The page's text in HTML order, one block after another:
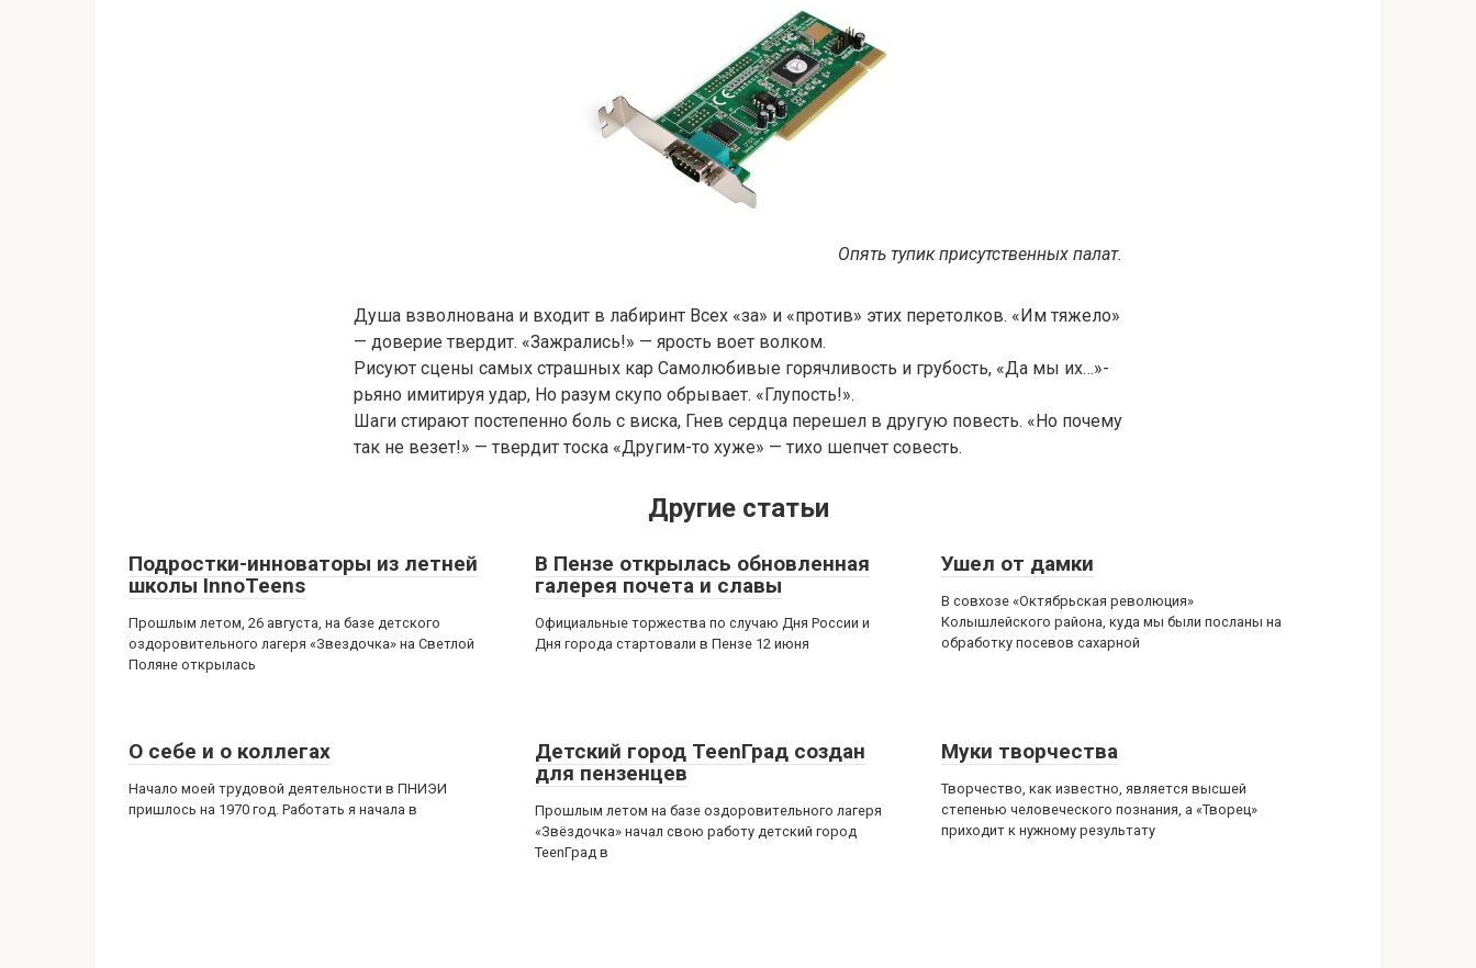
Опять тупик присутственных палат.
Душа взволнована и входит в лабиринт Всех «за» и «против» этих перетолков. «Им тяжело»
— доверие твердит. «Зажрались!» — ярость воет волком.
Рисуют сцены самых страшных кар Самолюбивые горячливость и грубость, «Да мы их…»-
рьяно имитируя удар, Но разум скупо обрывает. «Глупость!».
Шаги стирают постепенно боль с виска, Гнев сердца перешел в другую повесть. «Но почему
так не везет!» — твердит тоска «Другим-то хуже» — тихо шепчет совесть.
Другие статьи
Подростки-инноваторы из летней
школы InnoTeens
Прошлым летом, 26 августа, на базе детского
оздоровительного лагеря «Звездочка» на Светлой
Поляне открылась
В Пензе открылась обновленная
галерея почета и славы
Официальные торжества по случаю Дня России и
Дня города стартовали в Пензе 12 июня
Ушел от дамки
В совхозе «Октябрьская революция»
Колышлейского района, куда мы были посланы на
обработку посевов сахарной
О себе и о коллегах
Начало моей трудовой деятельности в ПНИЭИ
пришлось на 1970 год. Работать я начала в
Детский город ТееnГрад создан
для пензенцев
Прошлым летом на базе оздоровительного лагеря
«Звёздочка» начал свою работу детский город
TeenГрад в
Муки творчества
Творчество, как известно, является высшей
степенью человеческого познания, а «Творец»
приходит к нужному результату